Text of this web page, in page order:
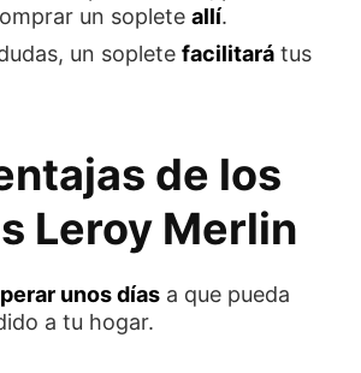
un soplete allí.
un soplete facilitará tus
de los
Leroy Merlin
unos días a que pueda
a tu hogar.